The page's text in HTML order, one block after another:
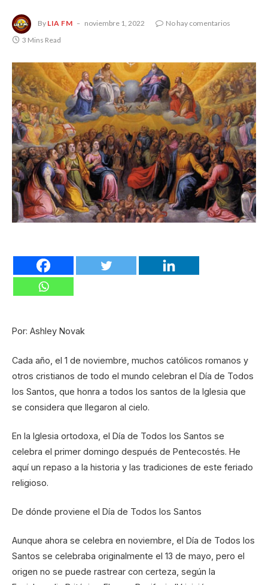
By LIA FM noviembre 1, 2022
No hay comentarios
3 Mins Read
Por: Ashley Novak
Cada año, el 1 de noviembre, muchos católicos romanos y
otros cristianos de todo el mundo celebran el Día de Todos
los Santos, que honra a todos los santos de la Iglesia que
se considera que llegaron al cielo.
En la Iglesia ortodoxa, el Día de Todos los Santos se
celebra el primer domingo después de Pentecostés. He
aquí un repaso a la historia y las tradiciones de este feriado
religioso.
De dónde proviene el Día de Todos los Santos
Aunque ahora se celebra en noviembre, el Día de Todos los
Santos se celebraba originalmente el 13 de mayo, pero el
origen no se puede rastrear con certeza, según la